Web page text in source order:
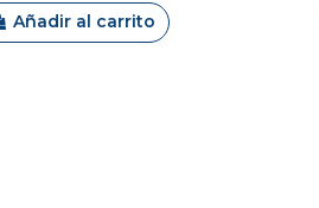
Añadir al carrito